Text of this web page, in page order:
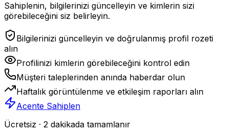
Sahiplenin, bilgilerinizi güncelleyin ve kimlerin sizi
görebileceğini siz belirleyin.
Bilgilerinizi güncelleyin ve doğrulanmış profil rozeti
alın
Profilinizi kimlerin görebileceğini kontrol edin
Müşteri taleplerinden anında haberdar olun
Haftalık görüntülenme ve etkileşim raporları alın
Acente Sahiplen
Ücretsiz · 2 dakikada tamamlanır